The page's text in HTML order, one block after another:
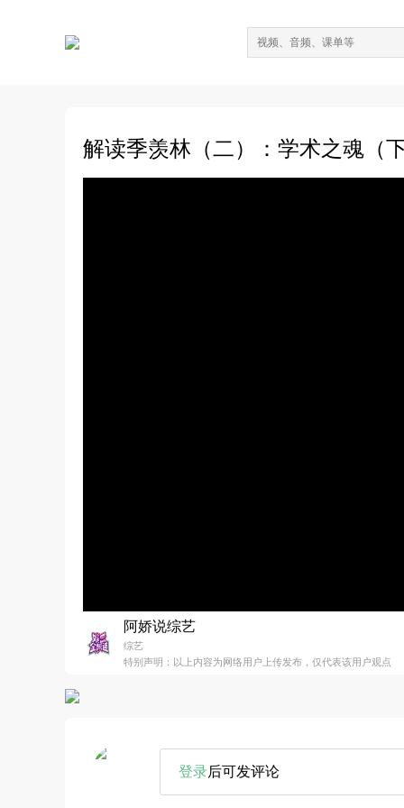
解读季羡林（二）：学术之魂（下
阿娇说综艺
综艺
特别声明：以上内容为网络用户上传发布，仅代表该用户观点
登录后可发评论